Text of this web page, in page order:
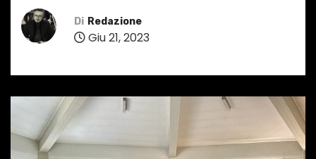
Di Redazione
Giu 21, 2023